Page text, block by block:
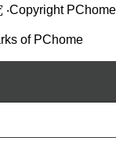
‧Copyright PChome
of PChome